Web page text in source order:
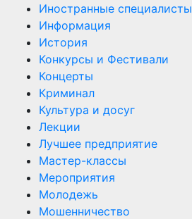
Иностранные специалисты
Информация
История
Конкурсы и Фестивали
Концерты
Криминал
Культура и досуг
Лекции
Лучшее предприятие
Мастер-классы
Мероприятия
Молодежь
Мошенничество